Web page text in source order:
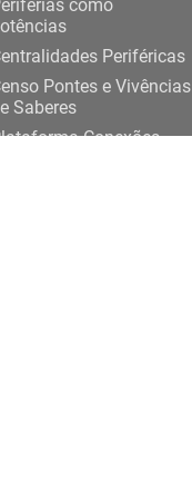
como
Periféricas
Pontes e Vivências
Saberes
Conexões